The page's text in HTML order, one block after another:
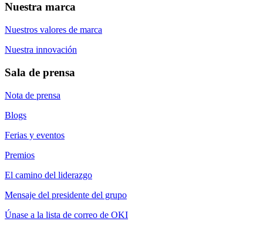
Nuestra marca
Nuestros valores de marca
Nuestra innovación
Sala de prensa
Nota de prensa
Blogs
Ferias y eventos
Premios
El camino del liderazgo
Mensaje del presidente del grupo
Únase a la lista de correo de OKI